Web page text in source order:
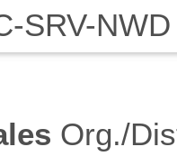
SRV-NWD
Org./